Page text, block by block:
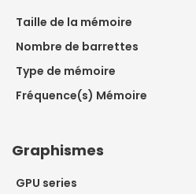
Taille de la mémoire
Nombre de barrettes
Type de mémoire
Fréquence(s) Mémoire
Graphismes
GPU series